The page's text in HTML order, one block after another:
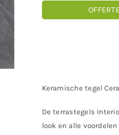
Keramische tegel
De terrastegels
look en alle